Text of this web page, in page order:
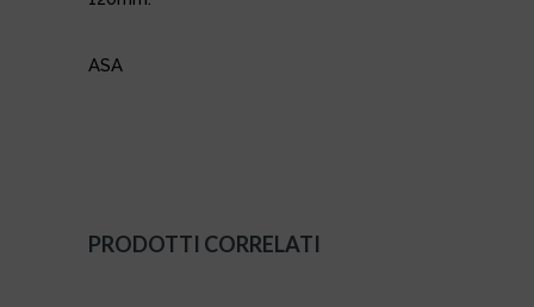
ASA
PRODOTTI CORRELATI